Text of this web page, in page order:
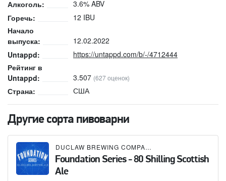
Алкоголь:
3.6% ABV
Горечь:
12 IBU
Начало
выпуска:
12.02.2022
Untappd:
https://untappd.com/b/-/4712444
Рейтинг в
Untappd:
3.507 (627 оценок)
Страна: США
Другие сорта пивоварни
DUCLAW BREWING COMPANY
Foundation Series - 80 Shilling Scottish
Ale